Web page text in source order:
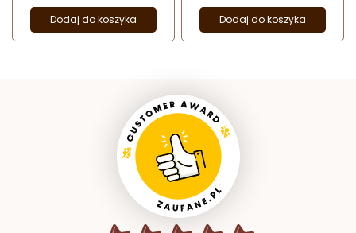
Dodaj do koszyka Dodaj do koszyka